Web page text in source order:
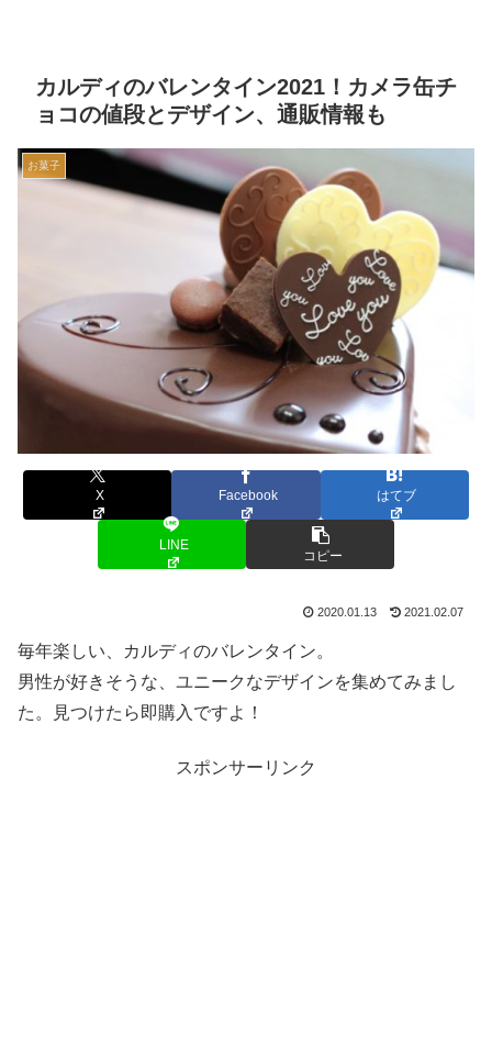
カルディのバレンタイン2021！カメラ缶チ
ョコの値段とデザイン、通販情報も
お菓子
X Facebook はてブ
LINE
コピー
2020.01.13 2021.02.07
毎年楽しい、カルディのバレンタイン。
男性が好きそうな、ユニークなデザインを集めてみまし
た。見つけたら即購入ですよ！
スポンサーリンク